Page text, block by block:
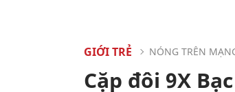
GIỚI TRẺ NÓNG TRÊN
Cặp đôi 9X